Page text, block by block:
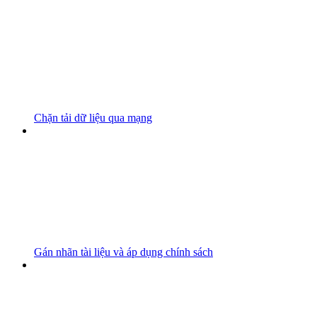
Chặn tải dữ liệu qua mạng
Gán nhãn tài liệu và áp dụng chính sách